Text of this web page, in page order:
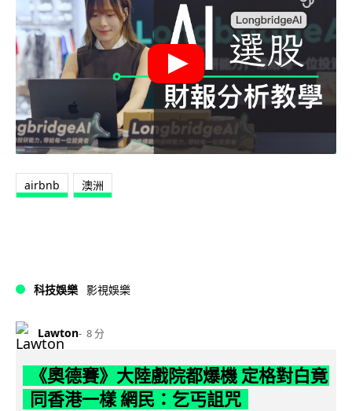
airbnb 澳洲
科技娛樂 影視娛樂
Lawton 8 分
《奧德賽》大陸戲院都爆機 定格對白竟
同香港一樣 網民：乞丐詛咒